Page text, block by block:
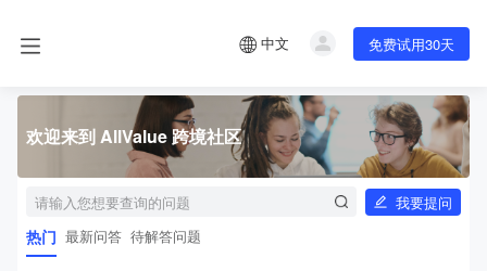
中文 免费试用30天
欢迎来到 AllValue 跨境社区
我要提问
热门 最新问答 待解答问题